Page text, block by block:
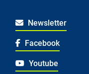
Newsletter
Facebook
Youtube